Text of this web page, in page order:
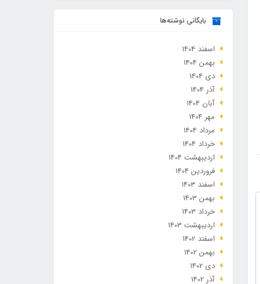
بایگانی نوشته‌ها
اسفند 1404
بهمن 1404
دی 1404
آذر 1404
آبان 1404
مهر 1404
مرداد 1404
خرداد 1404
ارديبهشت 1404
فروردین 1404
اسفند 1403
بهمن 1403
خرداد 1403
ارديبهشت 1403
اسفند 1402
بهمن 1402
دی 1402
آذر 1402